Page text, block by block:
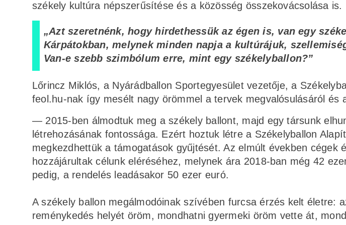
székely kultúra népszerűsítése és a közösség összekovácsolása is.
„Azt szeretnénk, hogy hirdethessük az égen is, van egy
Kárpátokban, melynek minden napja a kultúrájuk,
Van-e szebb szimbólum erre, mint egy székelyballon?”
Lőrincz Miklós, a Nyárádballon Sportegyesület vezetője, a
feol.hu-nak így mesélt nagy örömmel a tervek megvalósulásáról és
— 2015-ben álmodtuk meg a székely ballont, majd egy társunk
létrehozásának fontossága. Ezért hoztuk létre a Székelyballon
megkezdhettük a támogatások gyűjtését. Az elmúlt években cégek
hozzájárultak célunk eléréséhez, melynek ára 2018-ban még 42
pedig, a rendelés leadásakor 50 ezer euró.
A székely ballon megálmodóinak szívében furcsa érzés kelt életre:
reménykedés helyét öröm, mondhatni gyermeki öröm vette át,